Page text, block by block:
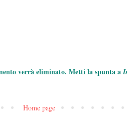
verrà eliminato. Metti la spunta a
Home page